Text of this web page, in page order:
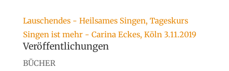
Lauschendes - Heilsames Singen, Tageskurs
Singen ist mehr - Carina Eckes, Köln 3.11.2019
Veröffentlichungen
BÜCHER